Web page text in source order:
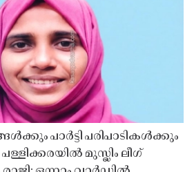
പാർട്ടി പരിപാടികൾക്കും
മുസ്ലിം ലീഗ്